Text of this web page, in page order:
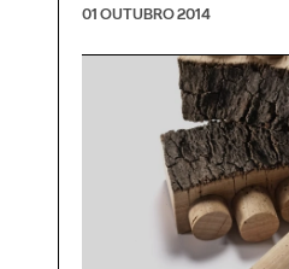
01 OUTUBRO 2014